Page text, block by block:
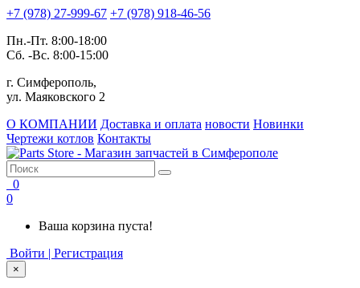
+7 (978) 27-999-67 +7 (978) 918-46-56
Пн.-Пт. 8:00-18:00
Сб. -Вс. 8:00-15:00
г. Симферополь,
ул. Маяковского 2
О КОМПАНИИ Доставка и оплата новости Новинки
Чертежи котлов Контакты
0
0
Ваша корзина пуста!
Войти | Регистрация
×